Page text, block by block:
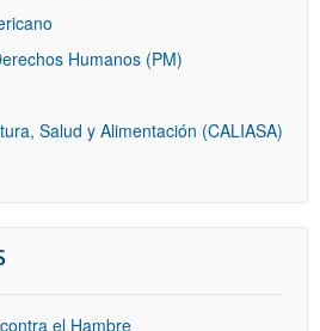
Humanos (PM)
Salud y Alimentación (CALIASA)
el Hambre